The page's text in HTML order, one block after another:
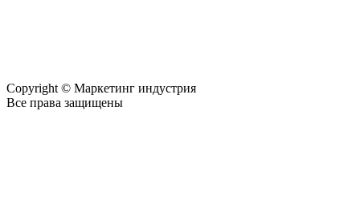
Copyright © Маркетинг индустрия
Все права защищены